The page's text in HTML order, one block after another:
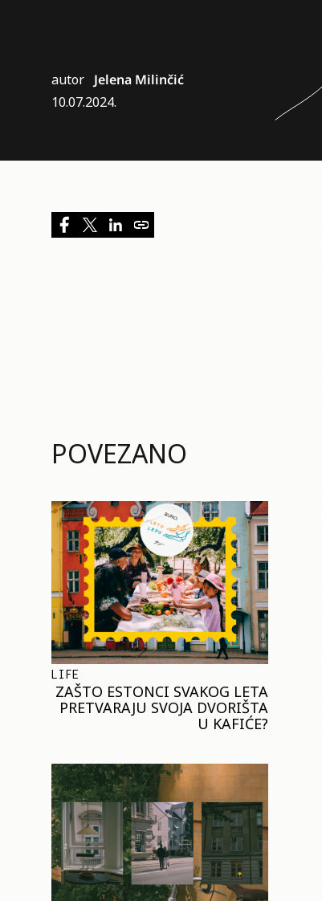
autor Jelena Milinčić
10.07.2024.
POVEZANO
LIFE
ZAŠTO ESTONCI SVAKOG LETA
PRETVARAJU SVOJA DVORIŠTA
U KAFIĆE?